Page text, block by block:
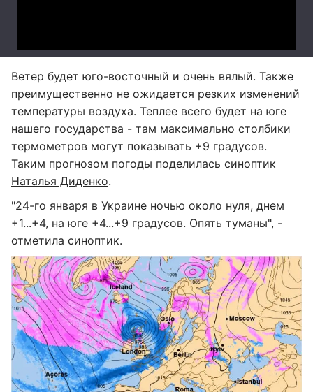
Ветер будет юго-восточный и очень вялый. Также
преимущественно не ожидается резких изменений
температуры воздуха. Теплее всего будет на юге
нашего государства - там максимально столбики
термометров могут показывать +9 градусов.
Таким прогнозом погоды поделилась синоптик
Наталья Диденко.
"24-го января в Украине ночью около нуля, днем
+1...+4, на юге +4...+9 градусов. Опять туманы", -
отметила синоптик.